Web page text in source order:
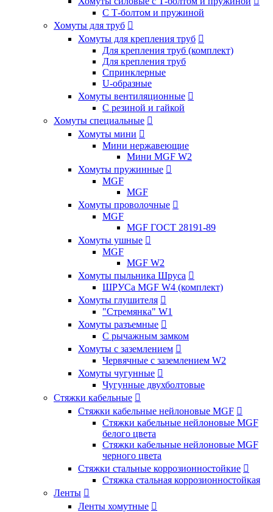
С Т-болтом и пружиной
Хомуты для труб 
Хомуты для крепления труб 
Для крепления труб (комплект)
Для крепления труб
Спринклерные
U-образные
Хомуты вентиляционные 
С резиной и гайкой
Хомуты специальные 
Хомуты мини 
Мини нержавеющие
Мини MGF W2
Хомуты пружинные 
MGF
MGF
Хомуты проволочные 
MGF
MGF ГОСТ 28191-89
Хомуты ушные 
MGF
MGF W2
Хомуты пыльника Шруса 
ШРУСа MGF W4 (комплект)
Хомуты глушителя 
"Стремянка" W1
Хомуты разъемные 
С рычажным замком
Хомуты с заземлением 
Червячные с заземлением W2
Хомуты чугунные 
Чугунные двухболтовые
Стяжки кабельные 
Стяжки кабельные нейлоновые MGF 
Стяжки кабельные нейлоновые MGF
белого цвета
Стяжки кабельные нейлоновые MGF
черного цвета
Стяжки стальные коррозионностойкие 
Стяжка стальная коррозионностойкая
Ленты 
Ленты хомутные 